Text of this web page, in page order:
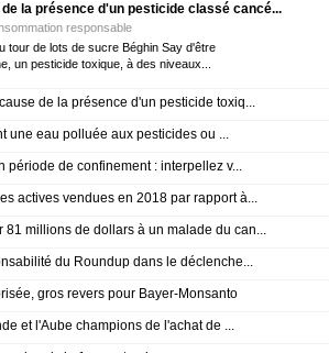
la présence d'un pesticide classé cancé...
responsable
tour de lots de sucre Béghin Say d'être
un pesticide toxique, à des niveaux...
de la présence d'un pesticide toxiq...
une eau polluée aux pesticides ou ...
période de confinement : interpellez v...
actives vendues en 2018 par rapport à...
millions de dollars à un malade du can...
du Roundup dans le déclenche...
gros revers pour Bayer-Monsanto
et l'Aube champions de l'achat de ...